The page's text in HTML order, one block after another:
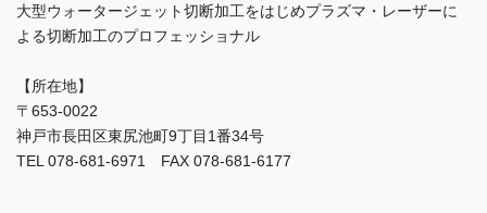
大型ウォータージェット切断加工をはじめプラズマ・レーザーに
よる切断加工のプロフェッショナル
【所在地】
〒653-0022
神戸市長田区東尻池町9丁目1番34号
TEL 078-681-6971 FAX 078-681-6177